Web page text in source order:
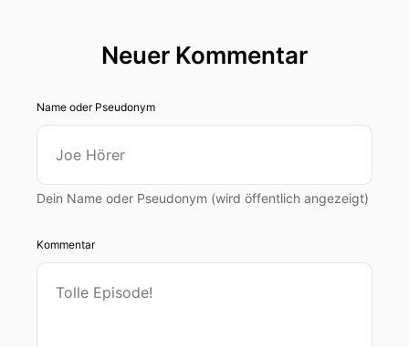
Neuer Kommentar
Name oder Pseudonym
Dein Name oder Pseudonym (wird öffentlich angezeigt)
Kommentar